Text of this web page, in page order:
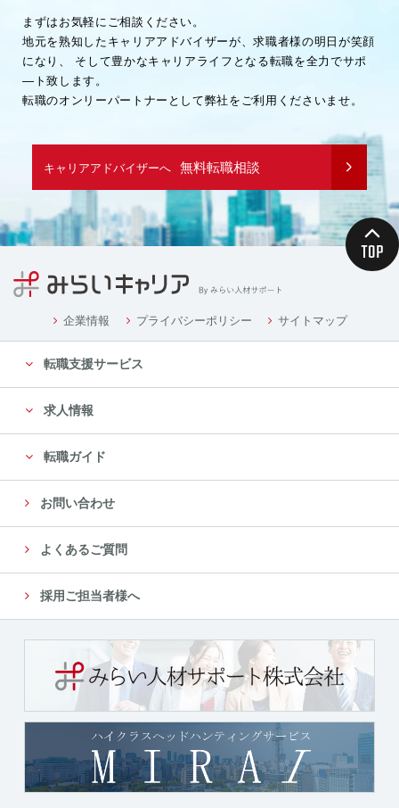
まずはお気軽にご相談ください。
地元を熟知したキャリアアドバイザーが、求職者様の明日が笑顔
になり、
そして豊かなキャリアライフとなる転職を全力でサポ
―ト致します。
転職のオンリーパートナーとして弊社をご利用くださいませ。
キャリアアドバイザーへ 無料転職相談
企業情報 プライバシーポリシー サイトマップ
転職支援サービス
求人情報
転職ガイド
お問い合わせ
よくあるご質問
採用ご担当者様へ